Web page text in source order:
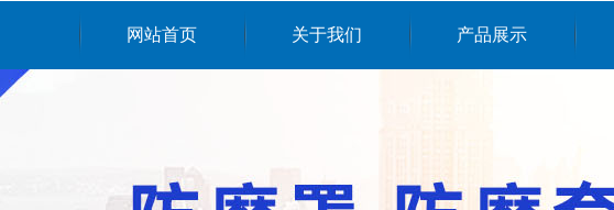
网站首页 关于我们 产品展示